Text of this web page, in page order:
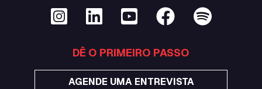
DÊ O PRIMEIRO PASSO
AGENDE UMA ENTREVISTA